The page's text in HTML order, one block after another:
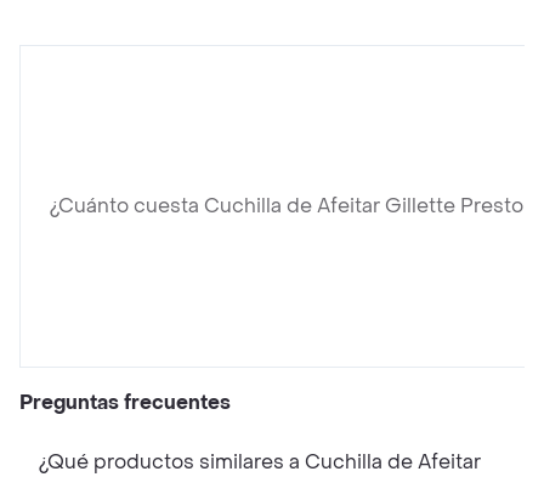
¿Cuánto cuesta Cuchilla de Afeitar Gillette
Preguntas frecuentes
¿Qué productos similares a Cuchilla de Afeitar